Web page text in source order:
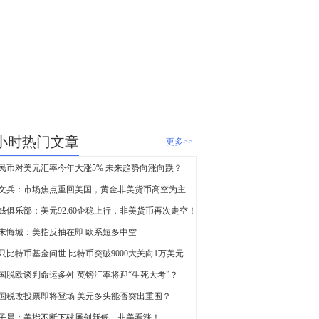
更多>>
时热门文章
币对美元汇率今年大涨5% 未来趋势向涨向跌？
兵：市场焦点重回美国，黄金非美货币高空为主
俱乐部：美元92.60企稳上行，非美货币再次走空！
悔城：美指反抽在即 欧系短多中空
首只比特币基金问世 比特币突破9000大关向1万美元冲刺
脱欧谈判命运多舛 英镑汇率将迎“生死大考”？
税改投票即将登场 美元多头能否突出重围？